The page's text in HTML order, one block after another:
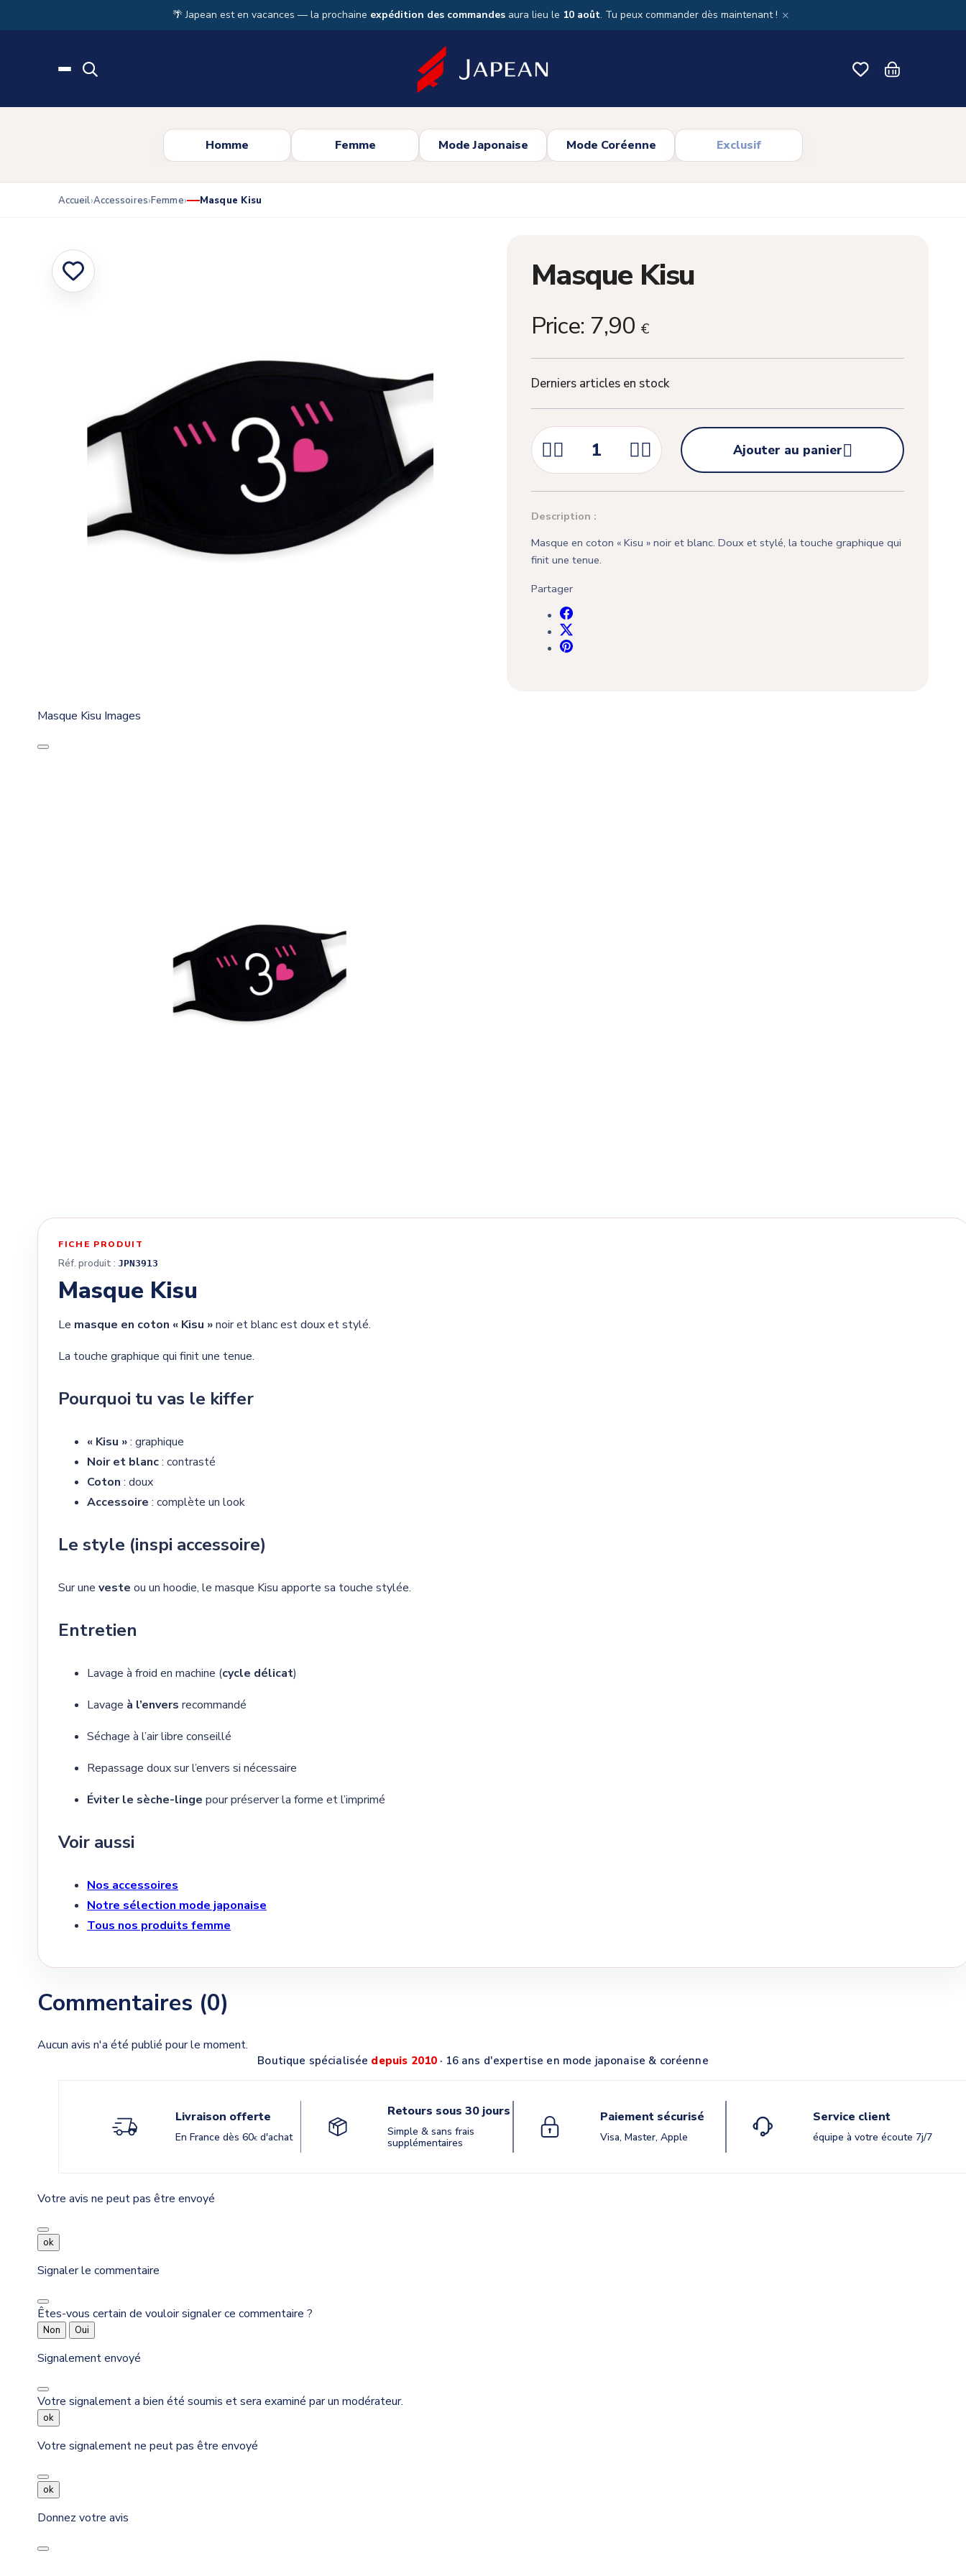
🌴 Japean est en vacances — la prochaine expédition des commandes aura lieu le 10 août. Tu peux commander dès maintenant ! ×
Homme Femme Mode Japonaise Mode Coréenne Exclusif
Accueil Accessoires Femme Masque Kisu
Masque Kisu Images
Masque Kisu
Price: 7,90 €
Derniers articles en stock
  
Ajouter au panier
Description :
Masque en coton « Kisu » noir et blanc. Doux et stylé, la touche graphique qui
finit une tenue.
Partager
FICHE PRODUIT
Réf. produit : JPN3913
Masque Kisu
Le masque en coton « Kisu »noir et blanc est doux et stylé.
La touche graphique qui finit une tenue.
Pourquoi tu vas le kiffer
« Kisu »: graphique
Noir et blanc: contrasté
Coton : doux
Accessoire : complète un look
Le style (inspi accessoire)
Sur une veste ou un hoodie, le masque Kisu apporte sa touche stylée.
Entretien
Lavage à froid en machine (cycle délicat)
Lavage à l’envers recommandé
Séchage à l’air libre conseillé
Repassage doux sur l’envers si nécessaire
Éviter le sèche-linge pour préserver la forme et l’imprimé
Voir aussi
Nos accessoires
Notre sélection mode japonaise
Tous nos produits femme
Commentaires (0)
Aucun avis n'a été publié pour le moment.
Boutique spécialisée depuis 2010 · 16 ans d'expertise en mode japonaise & coréenne
Livraison offerte
En France dès 60€d'achat
Retours sous 30 jours
Simple & sans frais
supplémentaires
Paiement sécurisé
Visa, Master, Apple
Service client
équipe à votre écoute 7j/7
Votre avis ne peut pas être envoyé
ok
Signaler le commentaire
Êtes-vous certain de vouloir signaler ce commentaire ?
Non Oui
Signalement envoyé
Votre signalement a bien été soumis et sera examiné par un modérateur.
ok
Votre signalement ne peut pas être envoyé
ok
Donnez votre avis